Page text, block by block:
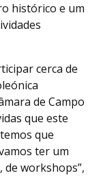
histórico e um
cerca de
de Campo
que este
que
ter um
de workshops”,